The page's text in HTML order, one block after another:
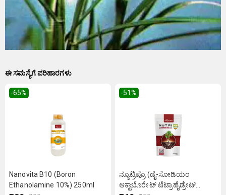
ಈ ಸಮಸ್ಯೆಗೆ ಪರಿಹಾರಗಳು
-65%
Nanovita B10 (Boron
Ethanolamine 10%) 250ml
-51%
ನ್ಯೂಟ್ರಿಪ್ರೊ (ಡೈ-ಸೋಡಿಯಂ
ಆಕ್ಟಾಬೊರೇಟ್ ಟೆಟ್ರಾಹೈಡ್ರೇಟ್